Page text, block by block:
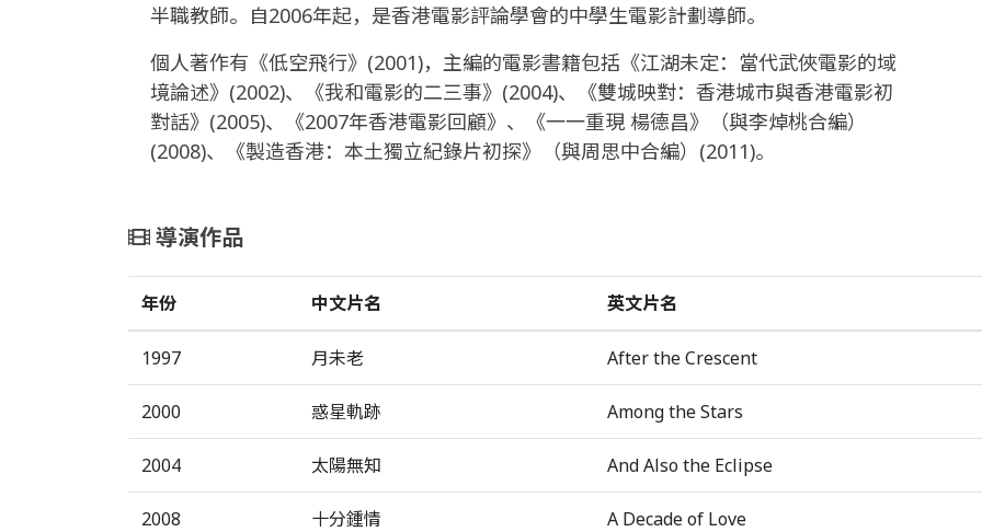
半職教師。自2006年起，是香港電影評論學會的中學生電影計劃導師。
個人著作有《低空飛行》(2001)，主編的電影書籍包括《江湖未定：當代武俠電影的域
境論述》(2002)、《我和電影的二三事》(2004)、《雙城映對：香港城市與香港電影初
對話》(2005)、《2007年香港電影回顧》、《一一重現 楊德昌》（與李焯桃合編）
(2008)、《製造香港：本土獨立紀錄片初探》（與周思中合編）(2011)。
導演作品
年份 中文片名 英文片名
1997 月未老 After the Crescent
2000 惑星軌跡 Among the Stars
2004 太陽無知 And Also the Eclipse
2008 十分鍾情 A Decade of Love